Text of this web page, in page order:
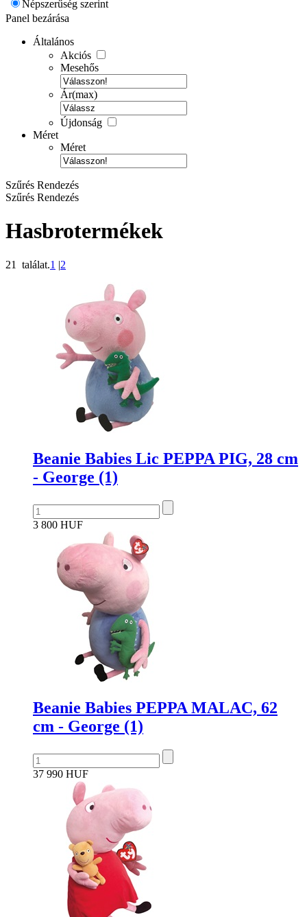
Népszerűség szerint
Panel bezárása
Általános
Akciós
Mesehős
Ár(max)
Újdonság
Méret
Méret
Szűrés Rendezés
Szűrés Rendezés
Hasbrotermékek
21 találat.1 |2
Beanie Babies Lic PEPPA PIG, 28 cm
- George (1)
3 800 HUF
Beanie Babies PEPPA MALAC, 62
cm - George (1)
37 990 HUF